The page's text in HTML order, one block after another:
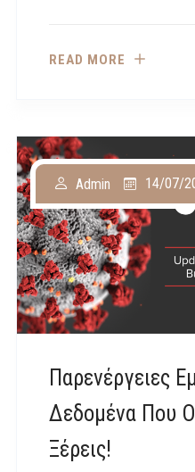
READ MORE
Παρενέργειες
Δεδομένα Που
Ξέρεις!
Admin 14/07/